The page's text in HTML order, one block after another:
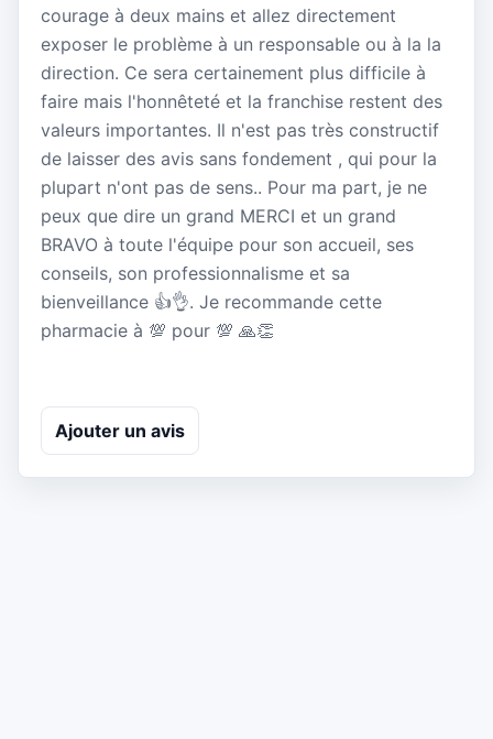
courage à deux mains et allez directement
exposer le problème à un responsable ou à la la
direction. Ce sera certainement plus difficile à
faire mais l'honnêteté et la franchise restent des
valeurs importantes. Il n'est pas très constructif
de laisser des avis sans fondement , qui pour la
plupart n'ont pas de sens.. Pour ma part, je ne
peux que dire un grand MERCI et un grand
BRAVO à toute l'équipe pour son accueil, ses
conseils, son professionnalisme et sa
bienveillance 👍👌. Je recommande cette
pharmacie à 💯 pour 💯 🙏👏
Ajouter un avis